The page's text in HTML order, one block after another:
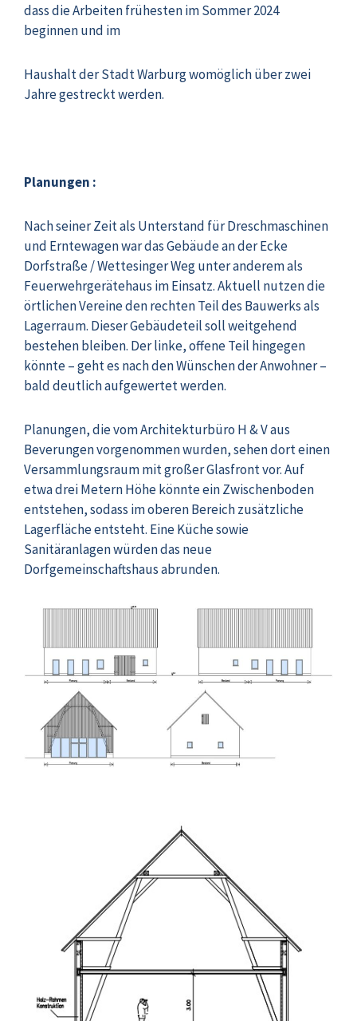
dass die Arbeiten frühesten im Sommer 2024
beginnen und im
Haushalt der Stadt Warburg womöglich über zwei
Jahre gestreckt werden.
Planungen :
Nach seiner Zeit als Unterstand für Dreschmaschinen
und Erntewagen war das Gebäude an der Ecke
Dorfstraße / Wettesinger Weg unter anderem als
Feuerwehrgerätehaus im Einsatz. Aktuell nutzen die
örtlichen Vereine den rechten Teil des Bauwerks als
Lagerraum. Dieser Gebäudeteil soll weitgehend
bestehen bleiben. Der linke, offene Teil hingegen
könnte – geht es nach den Wünschen der Anwohner –
bald deutlich aufgewertet werden.
Planungen, die vom Architekturbüro H & V aus
Beverungen vorgenommen wurden, sehen dort einen
Versammlungsraum mit großer Glasfront vor. Auf
etwa drei Metern Höhe könnte ein Zwischenboden
entstehen, sodass im oberen Bereich zusätzliche
Lagerfläche entsteht. Eine Küche sowie
Sanitäranlagen würden das neue
Dorfgemeinschaftshaus abrunden.